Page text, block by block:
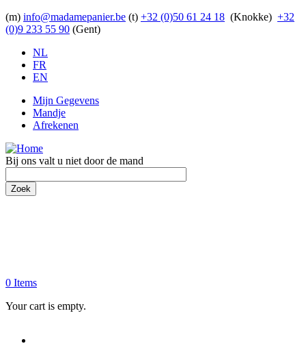
Overslaan en naar de inhoud gaan
(m) info@madamepanier.be (t) +32 (0)50 61 24 18 (Knokke) +32
(0)9 233 55 90 (Gent)
NL
FR
EN
Mijn Gegevens
Mandje
Afrekenen
Bij ons valt u niet door de mand
Zoek
0 Items
Your cart is empty.